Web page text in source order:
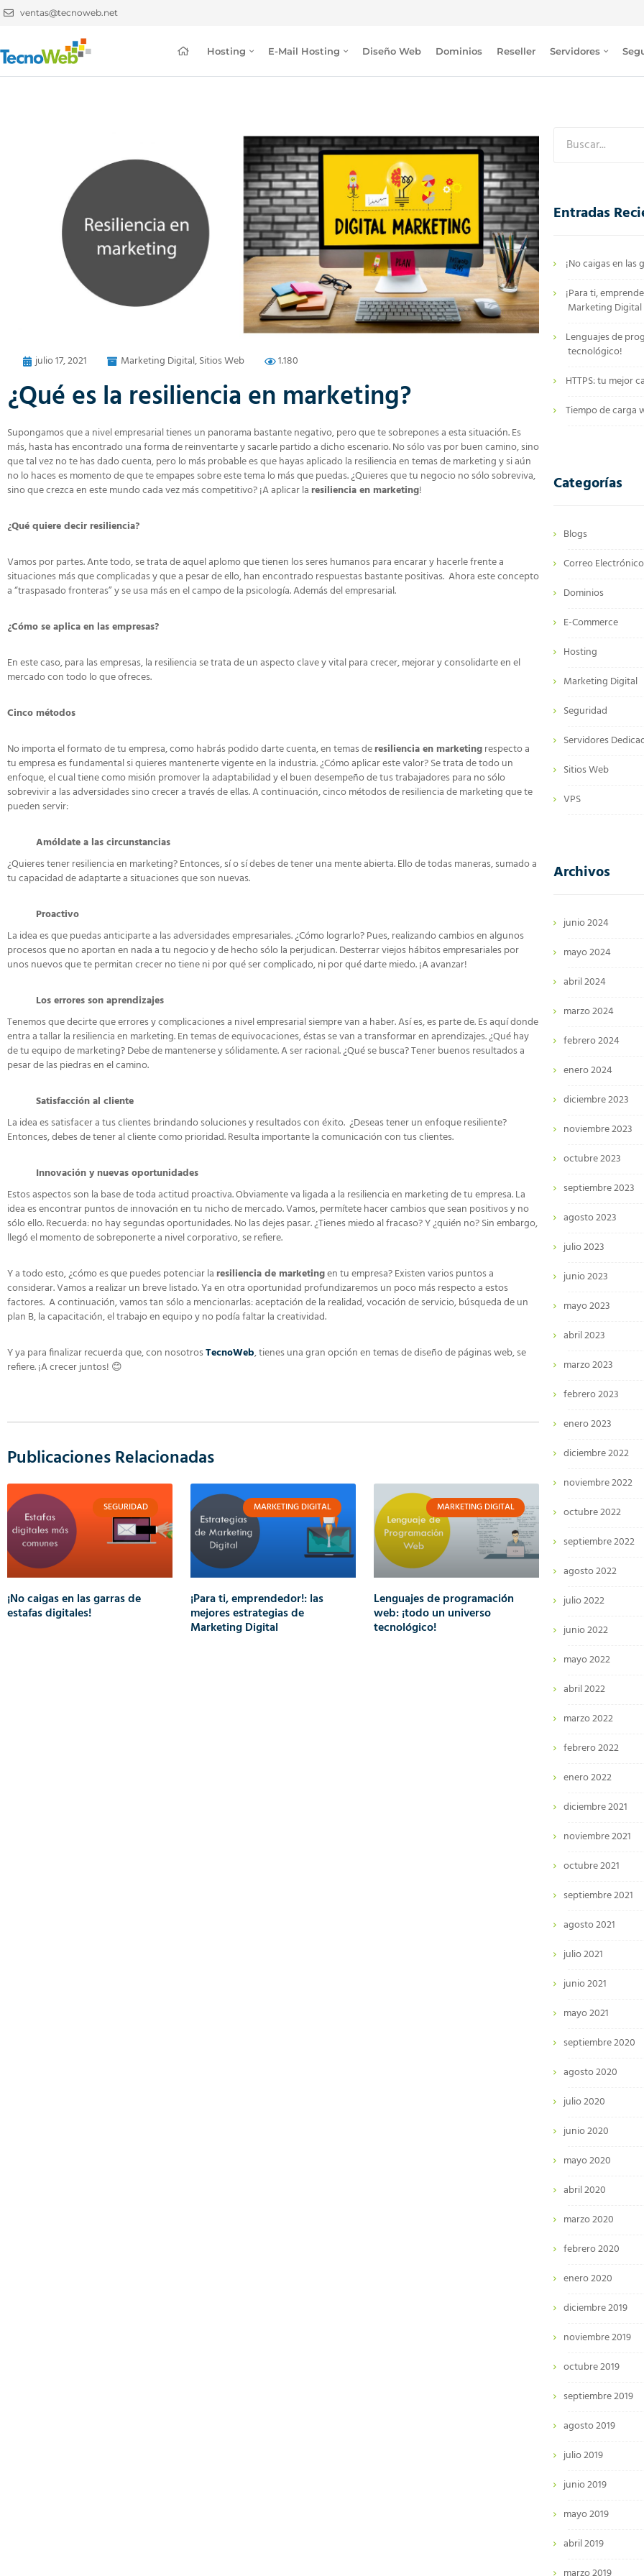
ventas@tecnoweb.net
Hosting E-Mail Hosting Diseño Web Dominios Reseller Servidores
julio 17, 2021 Marketing Digital,Sitios Web 1.180
¿Qué es la resiliencia en marketing?
Supongamos que a nivel empresarial tienes un panorama bastante negativo, pero que te sobrepones a esta situación. Es
más, hasta has encontrado una forma de reinventarte y sacarle partido a dicho escenario. No sólo vas por buen camino, sino
que tal vez no te has dado cuenta, pero lo más probable es que hayas aplicado la resiliencia en temas de marketing y si aún
no lo haces es momento de que te empapes sobre este tema lo más que puedas. ¿Quieres que tu negocio no sólo sobreviva,
sino que crezca en este mundo cada vez más competitivo? ¡A aplicar laresiliencia en marketing!
¿Qué quiere decir resiliencia?
Vamos por partes. Ante todo, se trata de aquel aplomo que tienen los seres humanos para encarar y hacerle frente a
situaciones más que complicadas y que a pesar de ello, han encontrado respuestas bastante positivas. Ahora este concepto
a “traspasado fronteras” y se usa más en el campo de la psicología. Además del empresarial.
¿Cómo se aplica en las empresas?
En este caso, para las empresas, la resiliencia se trata de un aspecto clave y vital para crecer, mejorar y consolidarte en el
mercado con todo lo que ofreces.
Cinco métodos
No importa el formato de tu empresa, como habrás podido darte cuenta, en temas deresiliencia en marketingrespecto a
tu empresa es fundamental si quieres mantenerte vigente en la industria. ¿Cómo aplicar este valor? Se trata de todo un
enfoque, el cual tiene como misión promover la adaptabilidad y el buen desempeño de tus trabajadores para no sólo
sobrevivir a las adversidades sino crecer a través de ellas. A continuación, cinco métodos de resiliencia de marketing que te
pueden servir:
Amóldate a las circunstancias
¿Quieres tener resiliencia en marketing? Entonces, sí o sí debes de tener una mente abierta. Ello de todas maneras, sumado a
tu capacidad de adaptarte a situaciones que son nuevas.
Proactivo
La idea es que puedas anticiparte a las adversidades empresariales. ¿Cómo lograrlo? Pues, realizando cambios en algunos
procesos que no aportan en nada a tu negocio y de hecho sólo la perjudican. Desterrar viejos hábitos empresariales por
unos nuevos que te permitan crecer no tiene ni por qué ser complicado, ni por qué darte miedo. ¡A avanzar!
Los errores son aprendizajes
Tenemos que decirte que errores y complicaciones a nivel empresarial siempre van a haber. Así es, es parte de. Es aquí donde
entra a tallar la resiliencia en marketing. En temas de equivocaciones, éstas se van a transformar en aprendizajes. ¿Qué hay
de tu equipo de marketing? Debe de mantenerse y sólidamente. A ser racional. ¿Qué se busca? Tener buenos resultados a
pesar de las piedras en el camino.
Satisfacción al cliente
La idea es satisfacer a tus clientes brindando soluciones y resultados con éxito. ¿Deseas tener un enfoque resiliente?
Entonces, debes de tener al cliente como prioridad. Resulta importante la comunicación con tus clientes.
Innovación y nuevas oportunidades
Estos aspectos son la base de toda actitud proactiva. Obviamente va ligada a la resiliencia en marketing de tu empresa. La
idea es encontrar puntos de innovación en tu nicho de mercado. Vamos, permítete hacer cambios que sean positivos y no
sólo ello. Recuerda: no hay segundas oportunidades. No las dejes pasar. ¿Tienes miedo al fracaso? Y ¿quién no? Sin embargo,
llegó el momento de sobreponerte a nivel corporativo, se refiere.
Y a todo esto, ¿cómo es que puedes potenciar laresiliencia de marketingen tu empresa? Existen varios puntos a
considerar. Vamos a realizar un breve listado. Ya en otra oportunidad profundizaremos un poco más respecto a estos
factores. A continuación, vamos tan sólo a mencionarlas: aceptación de la realidad, vocación de servicio, búsqueda de un
plan B, la capacitación, el trabajo en equipo y no podía faltar la creatividad.
Y ya para finalizar recuerda que, con nosotrosTecnoWeb, tienes una gran opción en temas de diseño de páginas web, se
refiere. ¡A crecer juntos! 😊
Publicaciones Relacionadas
SEGURIDAD
¡No caigas en las garras de
estafas digitales!
MARKETING DIGITAL
¡Para ti, emprendedor!: las
mejores estrategias de
Marketing Digital
MARKETING DIGITAL
Lenguajes de programación
web: ¡todo un universo
tecnológico!
Entradas
¡No caigas en
¡Para ti,
Marketing Digital
Lenguajes de
tecnológico!
HTTPS: tu mejor
Tiempo de carga
Categorías
Blogs
Correo Electrónico
Dominios
E-Commerce
Hosting
Marketing Digital
Seguridad
Servidores
Sitios Web
VPS
Archivos
junio 2024
mayo 2024
abril 2024
marzo 2024
febrero 2024
enero 2024
diciembre 2023
noviembre 2023
octubre 2023
septiembre 2023
agosto 2023
julio 2023
junio 2023
mayo 2023
abril 2023
marzo 2023
febrero 2023
enero 2023
diciembre 2022
noviembre 2022
octubre 2022
septiembre 2022
agosto 2022
julio 2022
junio 2022
mayo 2022
abril 2022
marzo 2022
febrero 2022
enero 2022
diciembre 2021
noviembre 2021
octubre 2021
septiembre 2021
agosto 2021
julio 2021
junio 2021
mayo 2021
septiembre 2020
agosto 2020
julio 2020
junio 2020
mayo 2020
abril 2020
marzo 2020
febrero 2020
enero 2020
diciembre 2019
noviembre 2019
octubre 2019
septiembre 2019
agosto 2019
julio 2019
junio 2019
mayo 2019
abril 2019